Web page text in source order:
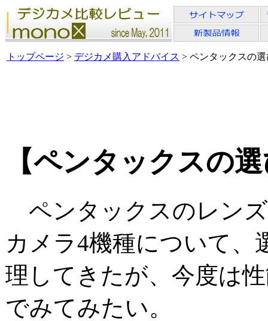
トップページ > デジカメ購入アドバイス > ペンタックスの選
【ペンタックスの
ペンタックスのレン
カメラ4機種について、
理してきたが、今度は
でみてみたい。